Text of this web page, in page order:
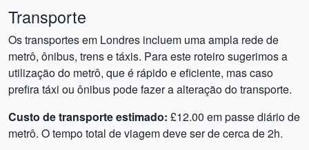
Transporte
Os transportes em Londres incluem uma ampla rede de
metrô, ônibus, trens e táxis. Para este roteiro sugerimos a
utilização do metrô, que é rápido e eficiente, mas caso
prefira táxi ou ônibus pode fazer a alteração do transporte.
Custo de transporte estimado: £12.00 em passe diário de
metrô. O tempo total de viagem deve ser de cerca de 2h.